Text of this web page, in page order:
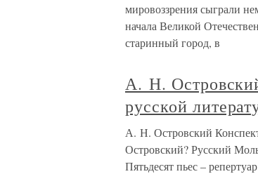
мировоззрения сыграли
начала Великой
старинный город, в
А. Н.
русской
А. Н. Островский
Островский? Русский
Пятьдесят пьес –